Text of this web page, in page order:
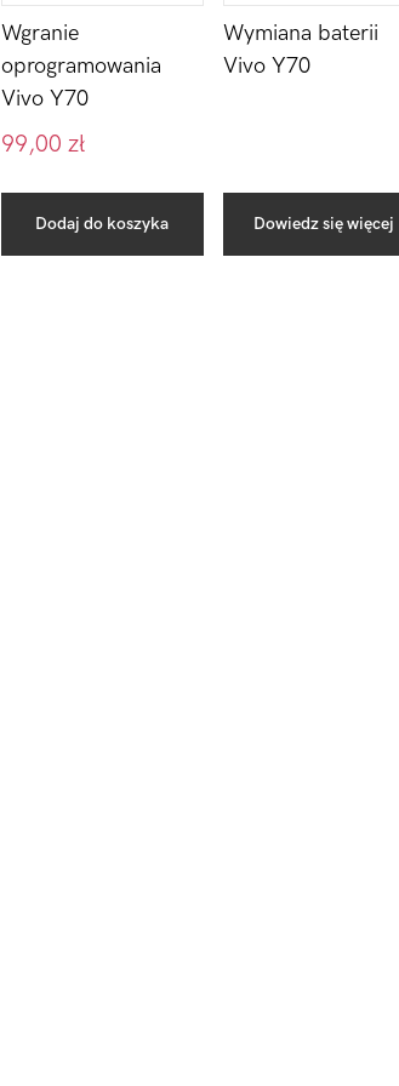
Wgranie
oprogramowania
Vivo Y70
99,00zł
Dodaj do koszyka
Wymiana baterii
Vivo Y70
Dowiedz się więcej